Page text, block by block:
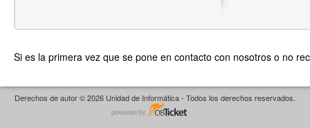
Si es la primera vez que se pone en contacto con nosotros o no
Derechos de autor © 2026 Unidad de Informática - Todos los derechos reservados.